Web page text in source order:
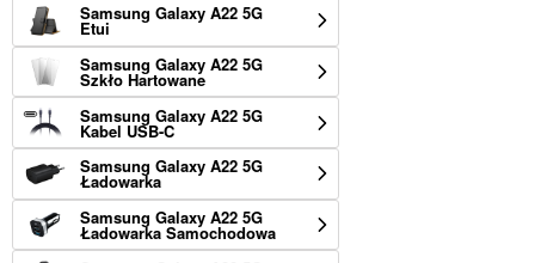
Samsung Galaxy A22 5G
Etui
Samsung Galaxy A22 5G
Szkło Hartowane
Samsung Galaxy A22 5G
Kabel USB-C
Samsung Galaxy A22 5G
Ładowarka
Samsung Galaxy A22 5G
Ładowarka Samochodowa